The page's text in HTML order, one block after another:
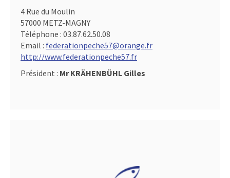
4 Rue du Moulin
57000 METZ-MAGNY
Téléphone : 03.87.62.50.08
Email : federationpeche57@orange.fr
http://www.federationpeche57.fr
Président : Mr KRÄHENBÜHL Gilles